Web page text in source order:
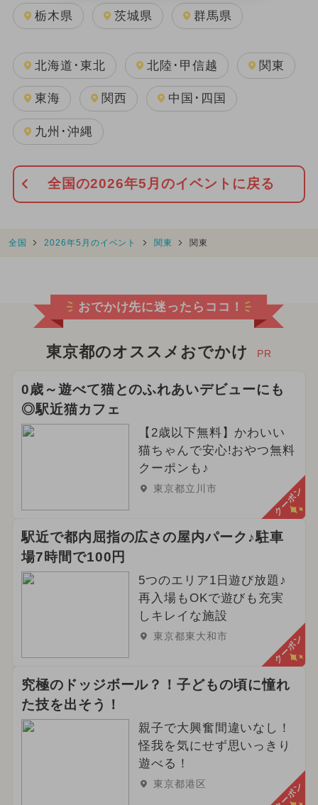
栃木県 茨城県 群馬県
北海道･東北 北陸･甲信越 関東
東海 関西 中国･四国
九州･沖縄
全国の2026年5月のイベントに戻る
全国 2026年5月のイベント 関東 関東
おでかけ先に迷ったらココ！
東京都のオススメおでかけ PR
0歳～遊べて猫とのふれあいデビューにも
◎駅近猫カフェ
【2歳以下無料】かわいい
猫ちゃんで安心!おやつ無料
クーポンも♪
東京都立川市 クーポン
駅近で都内屈指の広さの屋内パーク♪駐車
場7時間で100円
5つのエリア1日遊び放題♪
再入場もOKで遊びも充実
しキレイな施設
東京都東大和市 クーポン
究極のドッジボール？！子どもの頃に憧れ
た技を出そう！
親子で大興奮間違いなし！
怪我を気にせず思いっきり
遊べる！
東京都港区 クーポン